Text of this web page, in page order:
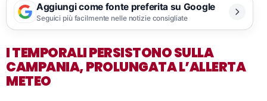
Aggiungi come fonte preferita su Google
Seguici più facilmente nelle notizie consigliate
I TEMPORALI PERSISTONO SULLA
CAMPANIA, PROLUNGATA L’ALLERTA
METEO